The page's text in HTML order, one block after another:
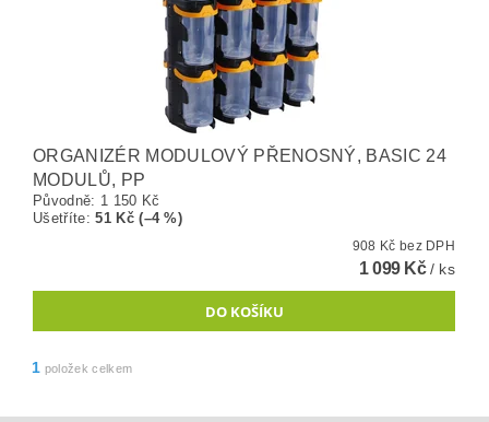
ORGANIZÉR MODULOVÝ PŘENOSNÝ, BASIC 24
MODULŮ, PP
Původně: 1 150 Kč
Ušetříte:51 Kč (–4 %)
908 Kč bez DPH
1 099 Kč/ ks
1 položek celkem